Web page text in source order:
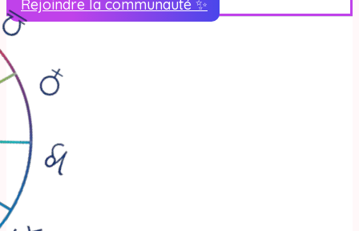
Rejoindre la communauté ✨